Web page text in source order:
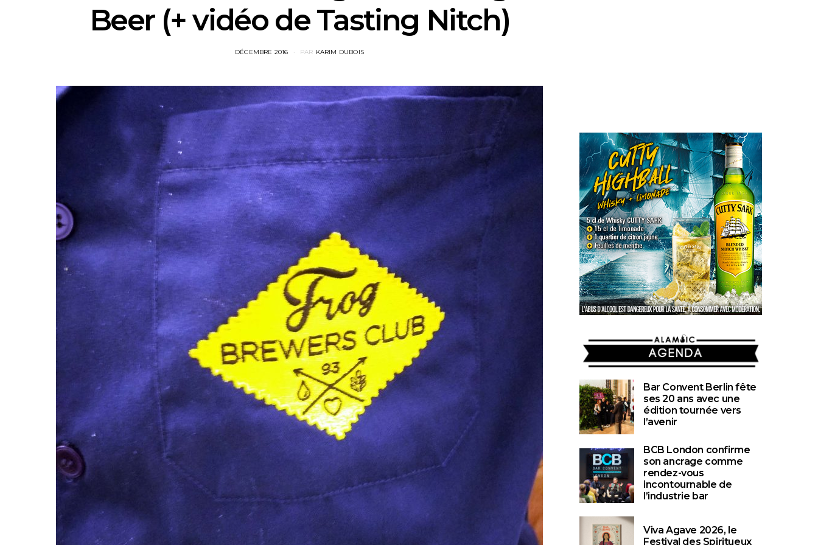
Beer (+ vidéo de Tasting Nitch)
POSTED
DÉCEMBRE 2016 PAR KARIM DUBOIS
AGENDA
Bar Convent Berlin fête
ses 20 ans avec une
édition tournée vers
l’avenir
BCB London confirme
son ancrage comme
rendez-vous
incontournable de
l’industrie bar
Viva Agave 2026, le
Festival des Spiritueux